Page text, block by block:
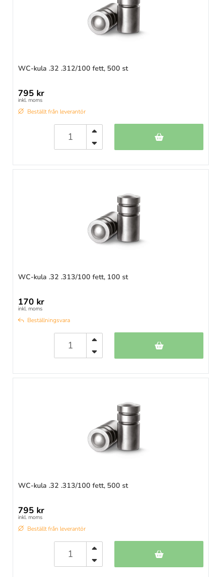
WC-kula .32 .312/100 fett, 500 st
795 kr
inkl. moms
Beställt från leverantör
WC-kula .32 .313/100 fett, 100 st
170 kr
inkl. moms
Beställningsvara
WC-kula .32 .313/100 fett, 500 st
795 kr
inkl. moms
Beställt från leverantör